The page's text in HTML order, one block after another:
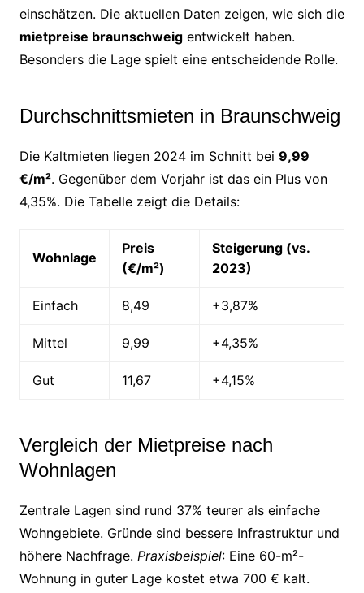
einschätzen. Die aktuellen Daten zeigen, wie sich die
mietpreise braunschweigentwickelt haben.
Besonders die Lage spielt eine entscheidende Rolle.
Durchschnittsmieten in Braunschweig
Die Kaltmieten liegen 2024 im Schnitt bei 9,99
€/m². Gegenüber dem Vorjahr ist das ein Plus von
4,35%. Die Tabelle zeigt die Details:
Wohnlage
Preis
(€/m²)
Steigerung (vs.
2023)
Einfach 8,49 +3,87%
Mittel 9,99 +4,35%
Gut 11,67 +4,15%
Vergleich der Mietpreise nach
Wohnlagen
Zentrale Lagen sind rund 37% teurer als einfache
Wohngebiete. Gründe sind bessere Infrastruktur und
höhere Nachfrage. Praxisbeispiel: Eine 60-m²-
Wohnung in guter Lage kostet etwa 700 € kalt.